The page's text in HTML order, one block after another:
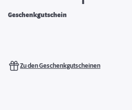
Geschenkgutschein
Zu den Geschenkgutscheinen